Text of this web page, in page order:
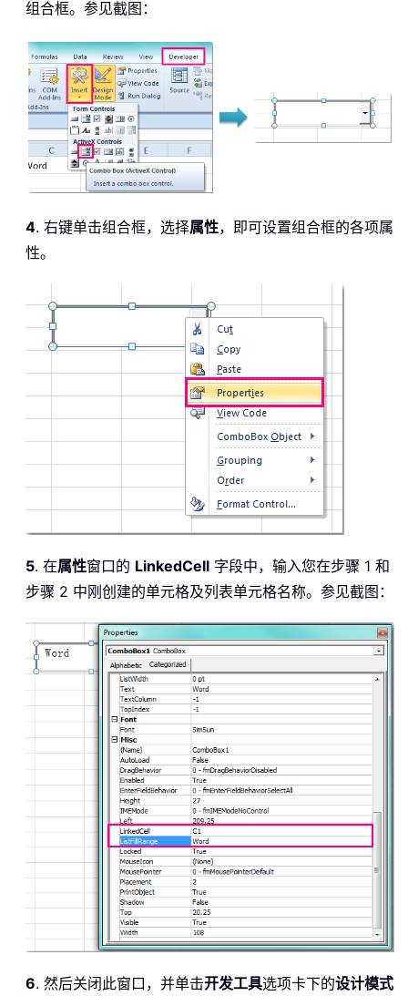
组合框。参见截图：
4. 右键单击组合框，选择属性，即可设置组合框的各项属
性。
5. 在属性窗口的 LinkedCell 字段中，输入您在步骤 1 和
步骤 2 中刚创建的单元格及列表单元格名称。参见截图：
6. 然后关闭此窗口，并单击开发工具选项卡下的设计模式